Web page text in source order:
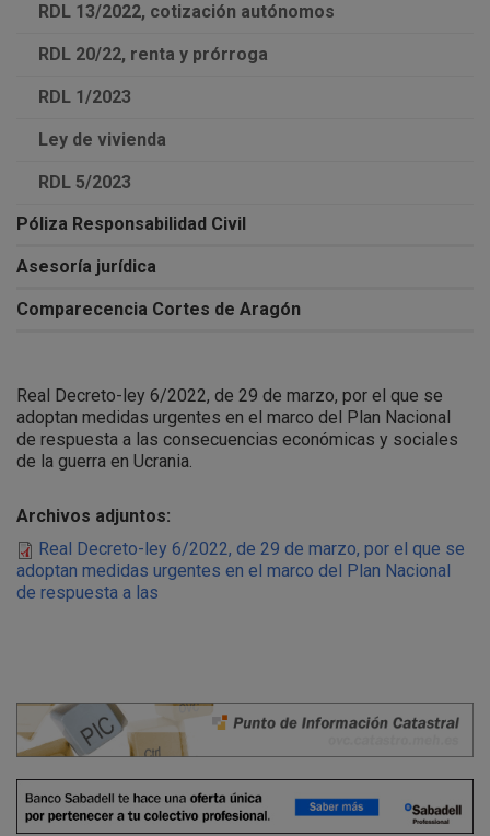
RDL 13/2022, cotización autónomos
RDL 20/22, renta y prórroga
RDL 1/2023
Ley de vivienda
RDL 5/2023
Póliza Responsabilidad Civil
Asesoría jurídica
Comparecencia Cortes de Aragón
Real Decreto-ley 6/2022, de 29 de marzo, por el que se
adoptan medidas urgentes en el marco del Plan Nacional
de respuesta a las consecuencias económicas y sociales
de la guerra en Ucrania.
Archivos adjuntos:
Real Decreto-ley 6/2022, de 29 de marzo, por el que se
adoptan medidas urgentes en el marco del Plan Nacional
de respuesta a las